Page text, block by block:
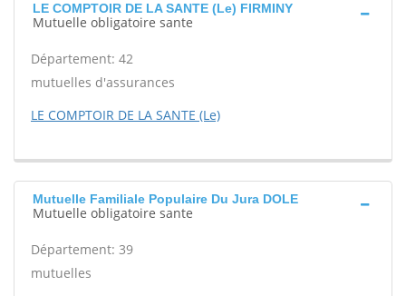
LE COMPTOIR DE LA SANTE (Le) FIRMINY
Mutuelle obligatoire sante
Département: 42
mutuelles d'assurances
LE COMPTOIR DE LA SANTE (Le)
Mutuelle Familiale Populaire Du Jura DOLE
Mutuelle obligatoire sante
Département: 39
mutuelles